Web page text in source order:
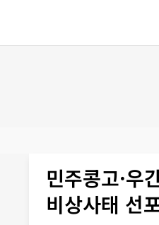
민주콩고·우
비상사태 선